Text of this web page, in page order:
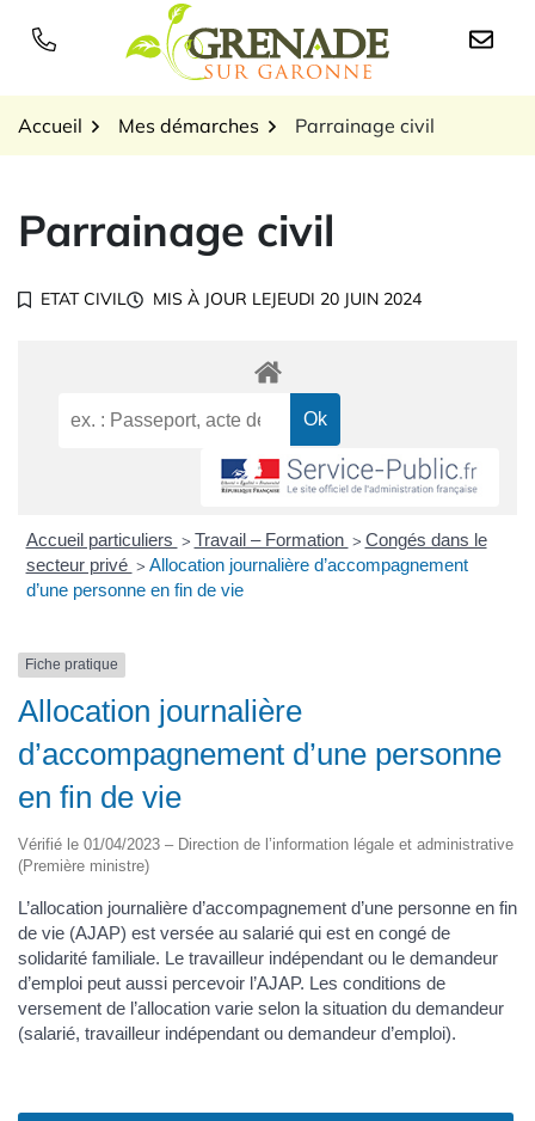
Logo Grenade sur
Accueil Mes démarches Parrainage civil
Parrainage civil
ETAT CIVIL MIS À JOUR LEJEUDI 20 JUIN 2024
Accueil particuliers > Travail – Formation > Congés dans le
secteur privé > Allocation journalière d’accompagnement
d’une personne en fin de vie
Fiche pratique
Allocation journalière
d’accompagnement d’une personne
en fin de vie
Vérifié le 01/04/2023 – Direction de l’information légale et administrative
(Première ministre)
L’allocation journalière d’accompagnement d’une personne en fin
de vie (AJAP) est versée au salarié qui est en congé de
solidarité familiale. Le travailleur indépendant ou le demandeur
d’emploi peut aussi percevoir l’AJAP. Les conditions de
versement de l’allocation varie selon la situation du demandeur
(salarié, travailleur indépendant ou demandeur d’emploi).